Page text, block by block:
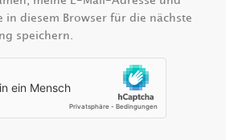
in diesem Browser für die nächste
speichern.